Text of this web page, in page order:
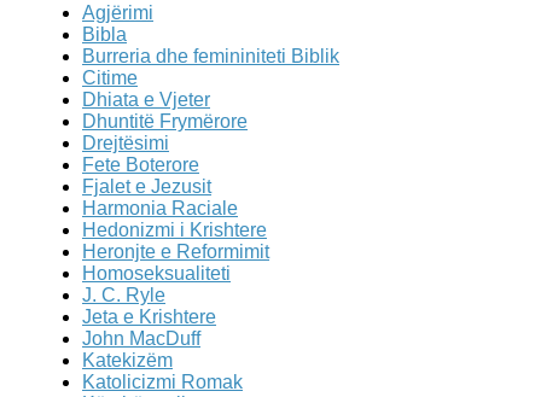
Agjërimi
Bibla
Burreria dhe femininiteti Biblik
Citime
Dhiata e Vjeter
Dhuntitë Frymërore
Drejtësimi
Fete Boterore
Fjalet e Jezusit
Harmonia Raciale
Hedonizmi i Krishtere
Heronjte e Reformimit
Homoseksualiteti
J. C. Ryle
Jeta e Krishtere
John MacDuff
Katekizëm
Katolicizmi Romak